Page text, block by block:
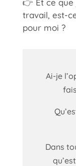
👉 Et ce que
travail, est-
pour moi ?
Ai-je
Dans